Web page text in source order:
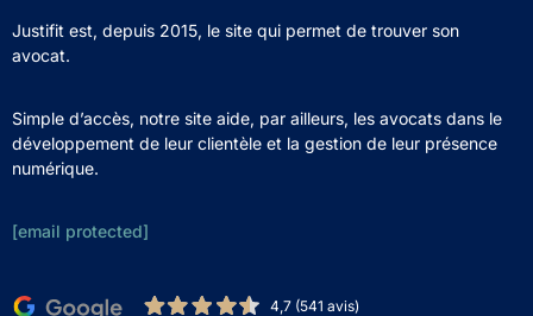
Justifit est, depuis 2015, le site qui permet de trouver son
avocat.
Simple d’accès, notre site aide, par ailleurs, les avocats dans le
développement de leur clientèle et la gestion de leur présence
numérique.
[email protected]
4,7 (541 avis)